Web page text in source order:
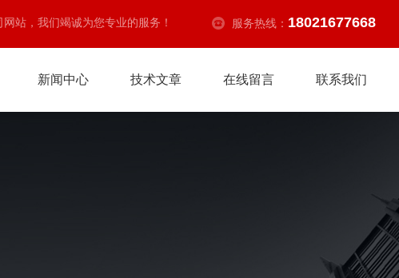
站，我们竭诚为您专业的服务！ 服务热线： 18021677668
新闻中心 技术文章 在线留言 联系我们